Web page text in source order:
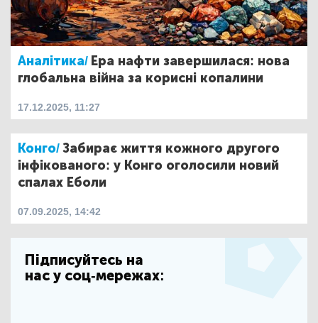
Аналітика/ Ера нафти завершилася: нова
глобальна війна за корисні копалини
17.12.2025, 11:27
Конго/Забирає життя кожного другого
інфікованого: у Конго оголосили новий
спалах Еболи
07.09.2025, 14:42
Підписуйтесь на
нас у соц-мережах: